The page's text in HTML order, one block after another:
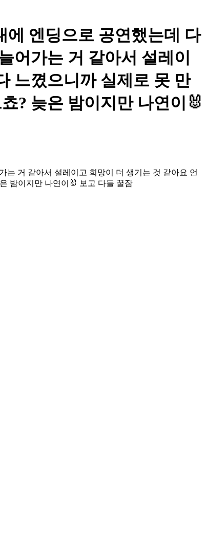
엔딩으로 공연했는데 다
어가는 거 같아서 설레이
느꼈으니까 실제로 못 만
? 늦은 밤이지만 나연이🐰
는 거 같아서 설레이고 희망이 더 생기는 것 같아요 언
밤이지만 나연이🐰 보고 다들 꿀잠